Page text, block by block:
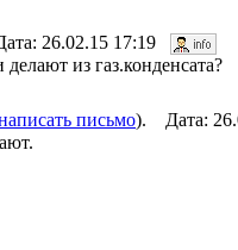
26.02.15 17:19
из газ.конденсата?
письмо). Дата: